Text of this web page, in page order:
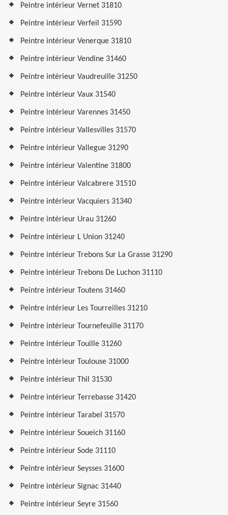
Peintre intérieur Vernet 31810
Peintre intérieur Verfeil 31590
Peintre intérieur Venerque 31810
Peintre intérieur Vendine 31460
Peintre intérieur Vaudreuille 31250
Peintre intérieur Vaux 31540
Peintre intérieur Varennes 31450
Peintre intérieur Vallesvilles 31570
Peintre intérieur Vallegue 31290
Peintre intérieur Valentine 31800
Peintre intérieur Valcabrere 31510
Peintre intérieur Vacquiers 31340
Peintre intérieur Urau 31260
Peintre intérieur L Union 31240
Peintre intérieur Trebons Sur La Grasse 31290
Peintre intérieur Trebons De Luchon 31110
Peintre intérieur Toutens 31460
Peintre intérieur Les Tourreilles 31210
Peintre intérieur Tournefeuille 31170
Peintre intérieur Touille 31260
Peintre intérieur Toulouse 31000
Peintre intérieur Thil 31530
Peintre intérieur Terrebasse 31420
Peintre intérieur Tarabel 31570
Peintre intérieur Soueich 31160
Peintre intérieur Sode 31110
Peintre intérieur Seysses 31600
Peintre intérieur Signac 31440
Peintre intérieur Seyre 31560